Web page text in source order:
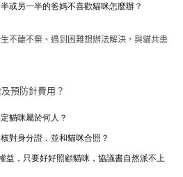
或另一半的爸媽不喜歡貓咪怎麼辦？
不離不棄、遇到困難想辦法解決，與貓共患
預防針費用？
貓咪屬於何人？
對身分證，並和貓咪合照？
益，只要好好照顧貓咪，協議書自然派不上